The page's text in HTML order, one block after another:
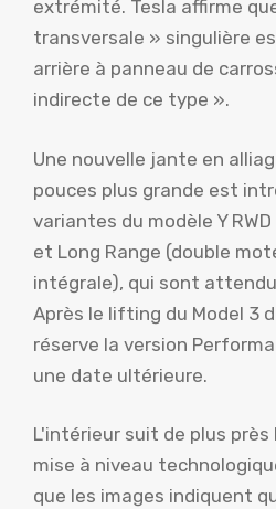
extrémité. Tesla affirme
transversale » singulière
arrière à panneau de
indirecte de ce type ».
Une nouvelle jante en
pouces plus grande est
variantes du modèle Y
et Long Range (double
intégrale), qui sont
Après le lifting du Model 3
réserve la version
une date ultérieure.
L'intérieur suit de plus
mise à niveau
que les images indiquent